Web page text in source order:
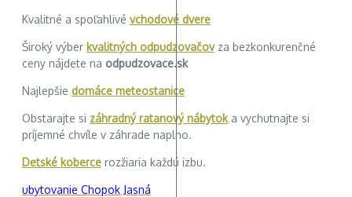
Kvalitné a spoľahlivé vchodové dvere
Široký výber kvalitných odpudzovačovza bezkonkurenčné
ceny nájdete na odpudzovace.sk
Najlepšie domáce meteostanice
Obstarajte si záhradný ratanový nábytoka vychutnajte si
príjemné chvíle v záhrade naplno.
Detské koberce rozžiaria každú izbu.
ubytovanie Chopok Jasná